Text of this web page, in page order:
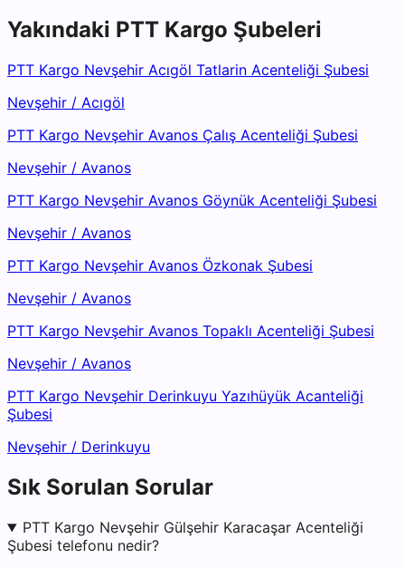
Yakındaki PTT Kargo Şubeleri
PTT Kargo Nevşehir Acıgöl Tatlarin Acenteliği Şubesi
Nevşehir / Acıgöl
PTT Kargo Nevşehir Avanos Çalış Acenteliği Şubesi
Nevşehir / Avanos
PTT Kargo Nevşehir Avanos Göynük Acenteliği Şubesi
Nevşehir / Avanos
PTT Kargo Nevşehir Avanos Özkonak Şubesi
Nevşehir / Avanos
PTT Kargo Nevşehir Avanos Topaklı Acenteliği Şubesi
Nevşehir / Avanos
PTT Kargo Nevşehir Derinkuyu Yazıhüyük Acanteliği
Şubesi
Nevşehir / Derinkuyu
Sık Sorulan Sorular
PTT Kargo Nevşehir Gülşehir Karacaşar Acenteliği
Şubesi telefonu nedir?